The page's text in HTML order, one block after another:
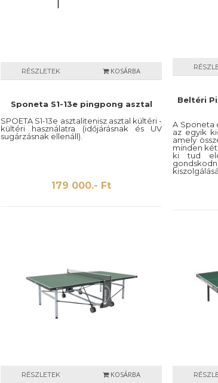
RÉSZLETEK KOSÁRBA
Sponeta S1-13e pingpong asztal
SPOETA S1-13e asztalitenisz asztal kültéri -
kültéri használatra (időjárásnak és UV
sugárzásnak ellenáll).
179 000.- Ft
Beltéri
A Sponeta
az egyik
amely
minden
ki tud
RÉSZLETEK KOSÁRBA